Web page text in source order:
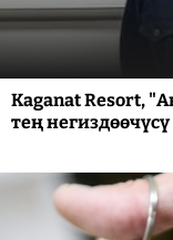
Kaganat Resort,
тең